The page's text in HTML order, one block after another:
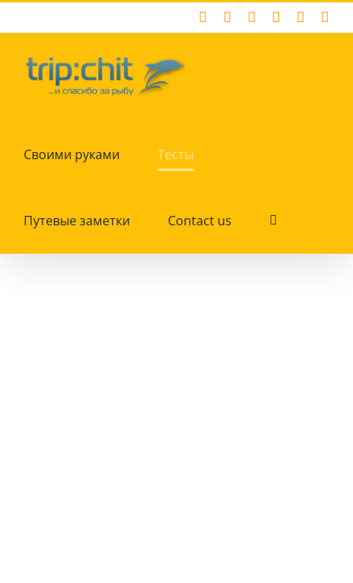
Skip
Facebook InstagramPinterest
Своими руками Тесты
Путевые заметки Contact us